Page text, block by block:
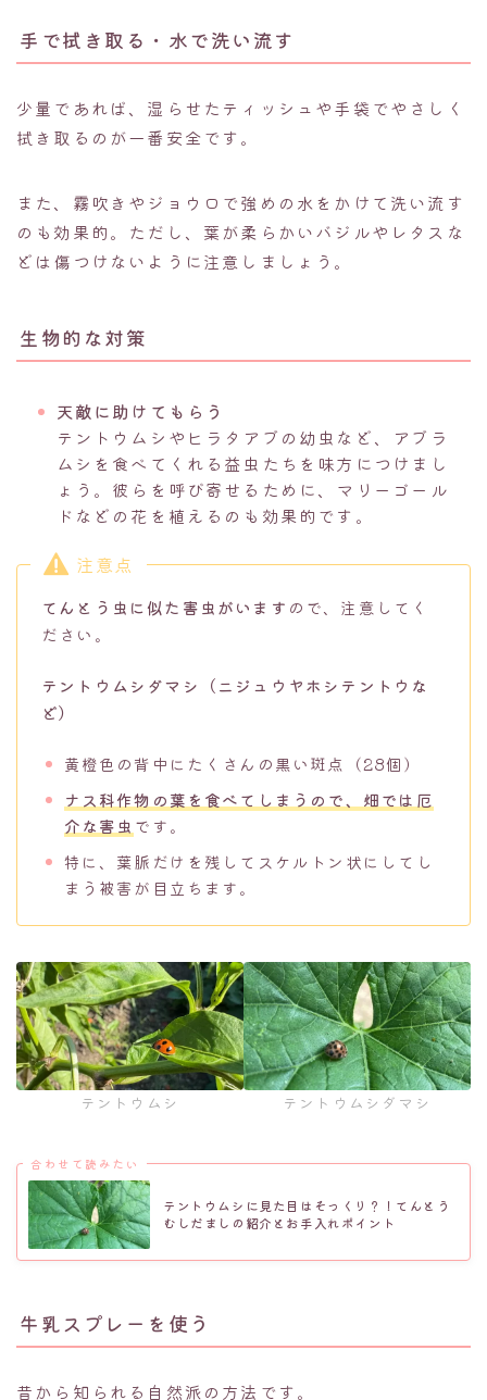
手で拭き取る・水で洗い流す
少量であれば、湿らせたティッシュや手袋でやさしく
拭き取るのが一番安全です。
また、霧吹きやジョウロで強めの水をかけて洗い流す
のも効果的。ただし、葉が柔らかいバジルやレタスな
どは傷つけないように注意しましょう。
生物的な対策
天敵に助けてもらう
テントウムシやヒラタアブの幼虫など、アブラ
ムシを食べてくれる益虫たちを味方につけまし
ょう。彼らを呼び寄せるために、マリーゴール
ドなどの花を植えるのも効果的です。
注意点
てんとう虫に似た害虫がいます ので、注意してく
ださい。
テントウムシダマシ（ニジュウヤホシテントウな
ど）
黄橙色の背中にたくさんの黒い斑点（28個）
ナス科作物の葉を食べてしまうので、畑では厄
介な害虫 です。
特に、葉脈だけを残してスケルトン状にしてし
まう被害が目立ちます。
テントウムシ テントウムシダマシ
合わせて読みたい
テントウムシに見た目はそっくり？！てんとう
むしだましの紹介とお手入れポイント
牛乳スプレーを使う
昔から知られる自然派の方法です。